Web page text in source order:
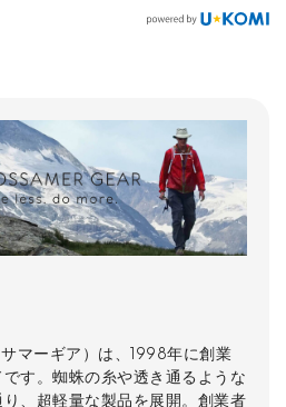
マーギア）は、1998年に創業
す。蜘蛛の糸や透き通るような
、超軽量な製品を展開。創業者